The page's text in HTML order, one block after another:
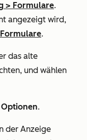
> Formulare.
angezeigt wird,
Formulare.
das alte
und wählen
Optionen.
der Anzeige